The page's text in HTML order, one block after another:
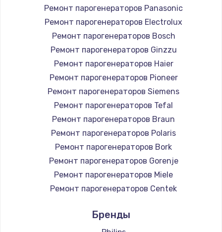
Ремонт парогенераторов Panasonic
Ремонт парогенераторов Electrolux
Ремонт парогенераторов Bosch
Ремонт парогенераторов Ginzzu
Ремонт парогенераторов Haier
Ремонт парогенераторов Pioneer
Ремонт парогенераторов Siemens
Ремонт парогенераторов Tefal
Ремонт парогенераторов Braun
Ремонт парогенераторов Polaris
Ремонт парогенераторов Bork
Ремонт парогенераторов Gorenje
Ремонт парогенераторов Miele
Ремонт парогенераторов Centek
Ремонт парогенераторов Hotpoint Ariston
Бренды